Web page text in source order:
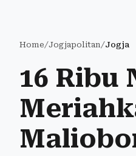
Home/Jogjapolitan/Jogja
16 Ribu